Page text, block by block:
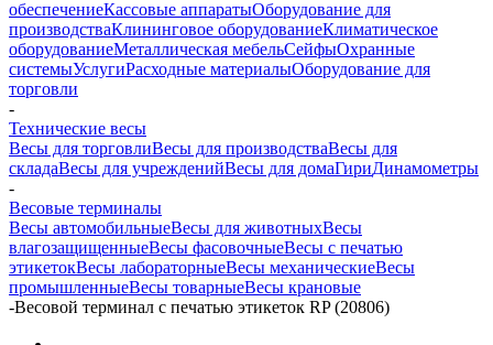
обеспечениеКассовые аппаратыОборудование для
производстваКлининговое оборудованиеКлиматическое
оборудованиеМеталлическая мебельСейфыОхранные
системыУслугиРасходные материалыОборудование для
торговли
-
Технические весы
Весы для торговлиВесы для производстваВесы для
складаВесы для учрежденийВесы для домаГириДинамометры
-
Весовые терминалы
Весы автомобильныеВесы для животныхВесы
влагозащищенныеВесы фасовочныеВесы с печатью
этикетокВесы лабораторныеВесы механическиеВесы
промышленныеВесы товарныеВесы крановые
-Весовой терминал с печатью этикеток RP (20806)